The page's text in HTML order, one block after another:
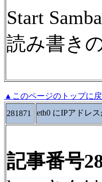
Start
読み書き
▲このページのトップに
281871
eth0 にIPアドレ
記事番号